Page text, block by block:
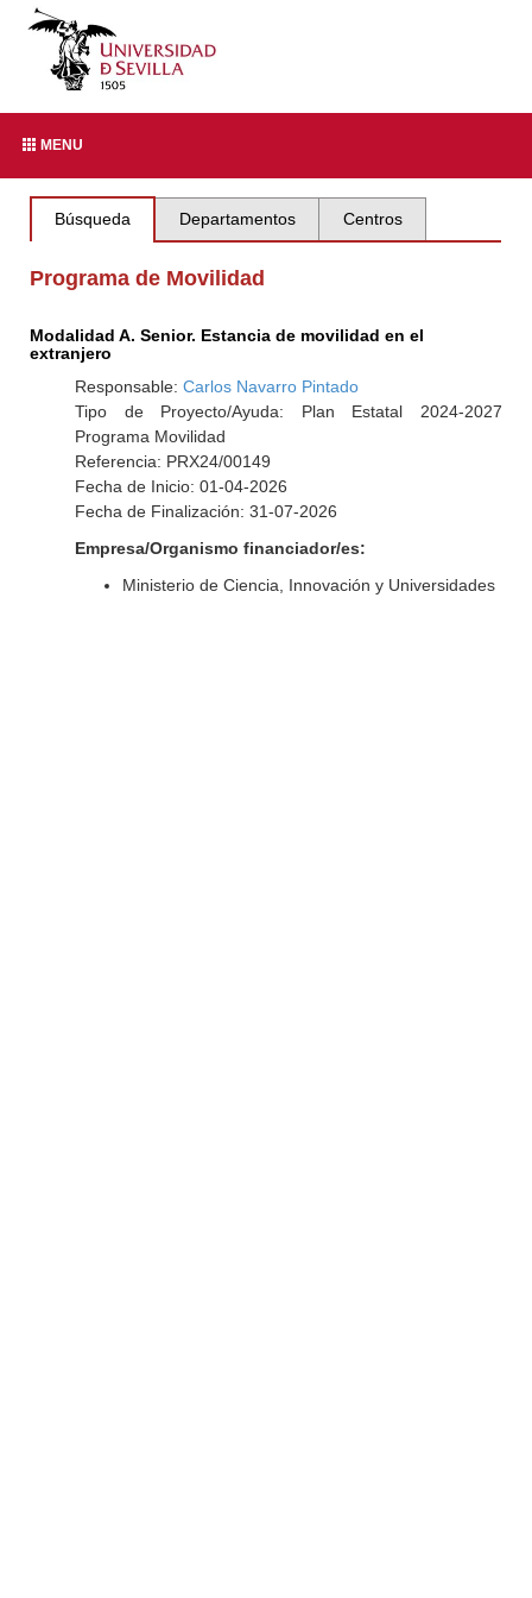
MENU
Búsqueda Departamentos Centros
Programa de Movilidad
Modalidad A. Senior. Estancia de movilidad en el
extranjero
Responsable: Carlos Navarro Pintado
Tipo de Proyecto/Ayuda: Plan Estatal 2024-2027
Programa Movilidad
Referencia: PRX24/00149
Fecha de Inicio: 01-04-2026
Fecha de Finalización: 31-07-2026
Empresa/Organismo financiador/es:
Ministerio de Ciencia, Innovación y Universidades